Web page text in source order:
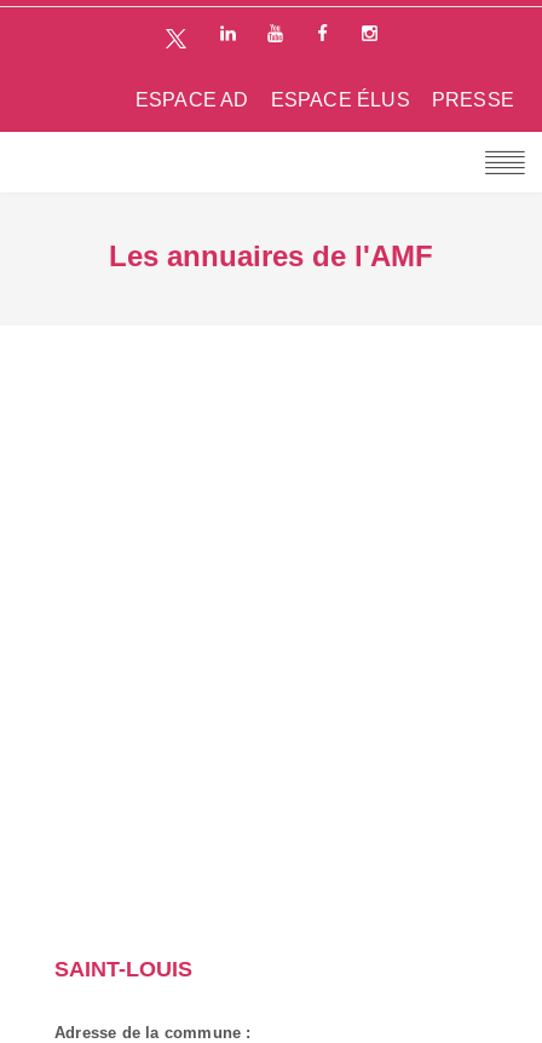
PRESSE
ESPACE ÉLUS
ESPACE AD
Les annuaires de l'AMF
SAINT-LOUIS
Adresse de la commune :